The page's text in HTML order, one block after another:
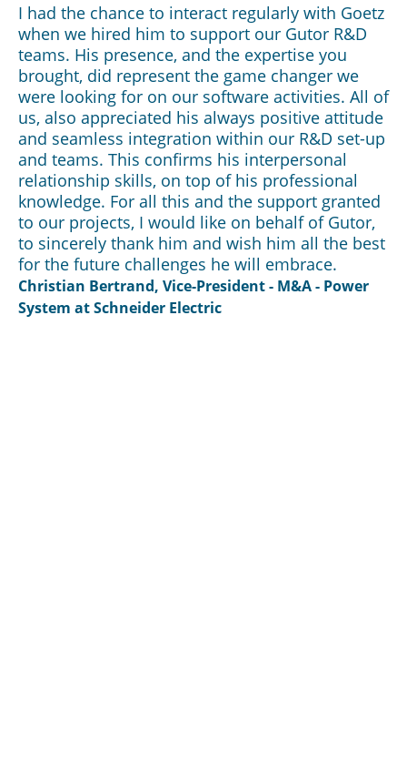
I had the chance to interact regularly with Goetz
when we hired him to support our Gutor R&D
teams. His presence, and the expertise you
brought, did represent the game changer we
were looking for on our software activities. All of
us, also appreciated his always positive attitude
and seamless integration within our R&D set-up
and teams. This confirms his interpersonal
relationship skills, on top of his professional
knowledge. For all this and the support granted
to our projects, I would like on behalf of Gutor,
to sincerely thank him and wish him all the best
for the future challenges he will embrace.
Christian Bertrand, Vice-President - M&A - Power
System at Schneider Electric